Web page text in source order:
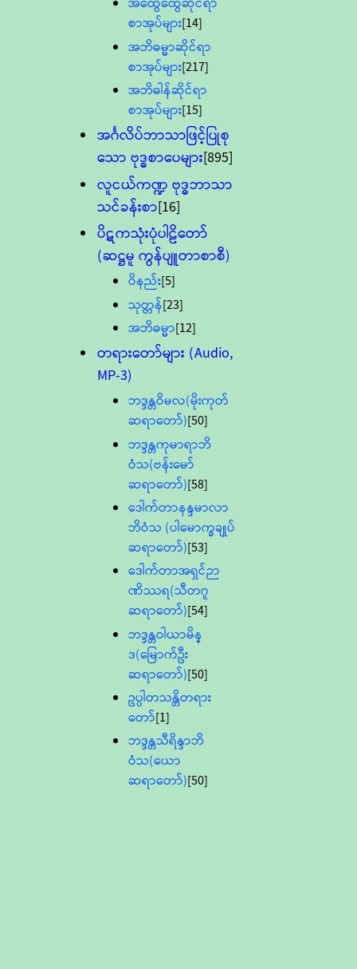
စာအုပ်များ[14]
အဘိဓမ္မာဆိုင်ရာ
စာအုပ်များ[217]
အဘိဓါန်ဆိုင်ရာ
စာအုပ်များ[15]
အင်္ဂလိပ်ဘာသာဖြင့်ပြုစု
သော ဗုဒ္ဓစာပေများ[895]
လူငယ်ကဏ္ဍ ဗုဒ္ဓဘာသာ
သင်ခန်းစာ[16]
ပိဋကသုံးပုံပါဠိတော်
(ဆဋ္ဌမူ ကွန်ပျူတာစာစီ)
ဝိနည်း[5]
သုတ္တန်[23]
အဘိဓမ္မာ[12]
တရားတော်များ (Audio,
MP-3)
ဘဒ္ဒန္တဝိမလ(မိုးကုတ်
ဆရာတော်)[50]
ဘဒ္ဒန္တကုမာရာဘိ
ဝံသ(ဗန်းမော်
ဆရာတော်)[58]
ဒေါက်တာနန္ဒမာလာ
ဘိဝံသ (ပါမောက္ခချုပ်
ဆရာတော်)[53]
ဒေါက်တာအရှင်ဉာ
ဏိဿရ(သီတဂူ
ဆရာတော်)[54]
ဘဒ္ဒန္တဝါယာမိန္
ဒ(မြောက်ဦး
ဆရာတော်)[50]
ဥပ္ပါတသန္တိတရား
တော်[1]
ဘဒ္ဒန္တသီရိန္ဒာဘိ
ဝံသ(ယော
ဆရာတော်)[50]